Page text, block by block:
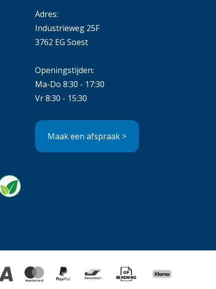
Adres:
Industrieweg 25F
3762 EG Soest
Openingstijden:
Ma-Do 8:30 - 17:30
Vr 8:30 - 15:30
Maak een afspraak >